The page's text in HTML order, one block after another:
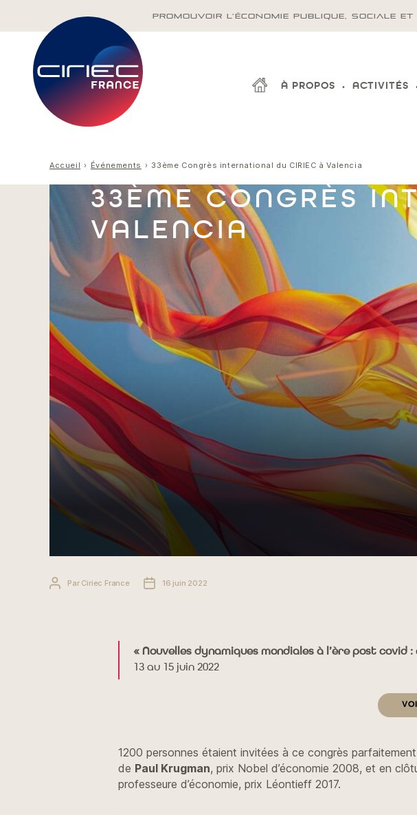
PROMOUVOIR L'ÉCONOMIE PUBLIQUE, SOCIALE ET
À PROPOS ACTIVITÉS
Accueil Événements 33ème Congrès international du CIRIEC à Valencia
33ÈME CONGRÈS
VALENCIA
Auteur
Par Ciriec France
Date16 juin 2022
« Nouvelles dynamiques mondiales à l’ère post covid
13 au 15 juin 2022
1200 personnes étaient invitées à ce congrès
de Paul Krugman, prix Nobel d’économie 2008, et en
professeure d’économie, prix Léontieff 2017.